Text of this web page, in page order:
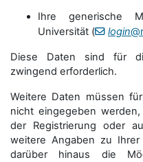
Ihre generische
Universität (
login
Diese Daten sind für
zwingend erforderlich.
Weitere Daten müssen
nicht eingegeben
der Registrierung oder
weitere Angaben zu
darüber hinaus die